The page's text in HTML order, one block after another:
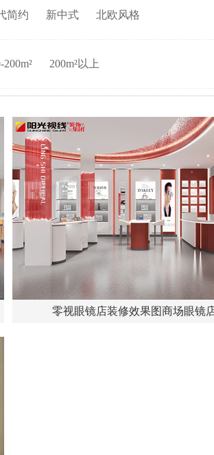
简约 新中式 北欧风格
200m² 200m²以上
零视眼镜店装修效果图商场眼镜